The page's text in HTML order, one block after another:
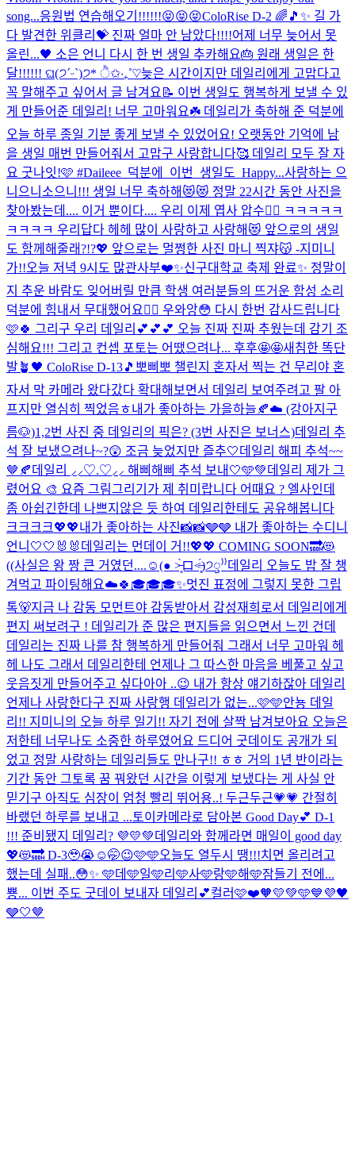
song...응원법 연습해오기!!!!!!😝😝😝ColoRise D-2 🌈🎵✨ 길 가
다 발견한 위클리💝 진짜 얼마 안 남았다!!!!어제 너무 늦어서 못
올린...🖤 소은 언니 다시 한 번 생일 추카해요🎂 원래 생일은 한
달!!!!!! ଘ(੭ˊᵕˋ)੭* ੈ✩‧₊˚♡늦은 시간이지만 데일리에게 고맙다고
꼭 말해주고 싶어서 글 남겨요📝 이번 생일도 행복하게 보낼 수 있
게 만들어준 데일리! 너무 고마워요☘️ 데일리가 축하해 준 덕분에
오늘 하루 종일 기분 좋게 보낼 수 있었어요! 오랫동안 기억에 남
을 생일 매번 만들어줘서 고맙구 사랑합니다🥰 데일리 모두 잘 자
요 굿나잇!🩷 #Daileee_덕분에_이번_생일도_Happy...사랑하는 으
니으니소으니!!! 생일 너무 축하해😻😻 정말 22시간 동안 사진을
찾아봤는데.... 이거 뿐이다.... 우리 이제 엽사 압수🤦‍♀️ ㅋㅋㅋㅋㅋ
ㅋㅋㅋㅋ 우리답다 헤헤 많이 사랑하고 사랑해😻 앞으로의 생일
도 함께해줄래?!?💖 앞으로는 멀쩡한 사진 마니 찍쟈😽 -지미니
가!!오늘 저녁 9시도 많관사부❤️✨신구대학교 축제 완료✨ 정말이
지 추운 바람도 잊어버릴 만큼 학생 여러분들의 뜨거운 함성 소리
덕분에 힘내서 무대했어요❤️‍🔥 우와앙😳 다시 한번 감사드립니다
🩷🍀 그리구 우리 데일리💕💕💕 오늘 진짜 진짜 추웠는데 감기 조
심해요!!! 그리고 컨셉 포토는 어땠으려나... 후후🤩🤩새침한 똑단
발🪴🖤 ColoRise D-13🎵 뽀삐뽀 챌린지 혼자서 찍는 건 무리야 혼
자서 막 카메라 왔다갔다 확대해보면서 데일리 보여주려고 팔 아
프지만 열심히 찍었음ㅎ내가 좋아하는 가을하늘🍂☁️ (강아지구
름🐶)1,2번 사진 중 데일리의 픽은? (3번 사진은 보너스)데일리 추
석 잘 보냈으려나~?😲 조금 늦었지만 즐추🤍데일리 해피 추석~~
🤎🍂데일리 ⸝⸝♡.♡⸝⸝ 해삐해삐 추석 보내🤍🩵💚데일리 제가 그
렸어요 🎨 요즘 그림그리기가 제 취미랍니다 어때요 ? 엘사인데
좀 아쉽긴한데 나쁘지않은 듯 하여 데일리한테도 공유해봅니다
크크크크💖💖내가 좋아하는 사진📸📸🩶🩶 내가 좋아하는 수디니
언니🤍🤍🐰🐰 데일리는 먼데이 거!!💖💖 COMING SOON🔜😻
((사실은 왕 짱 큰 거였던....☺(● ˃̶͈̀ロ˂̶͈́)੭ꠥ⁾⁾️데일리 오늘도 밥 잘 챙
겨먹고 파이팅해요☁️🍀 🎓🎓🎓✨멋진 표정에 그렇지 못한 그립
톡🐻지금 나 감동 모먼트야 감동받아서 감성재희로서 데일리에게
편지 써보려구 ! 데일리가 준 많은 편지들을 읽으면서 느낀 건데
데일리는 진짜 나를 참 행복하게 만들어줘 그래서 너무 고마워 헤
헤 나도 그래서 데일리한테 언제나 그 따스한 마음을 베풀고 싶고
웃음짓게 만들어주고 싶다아아 ..😉 내가 항상 얘기하잖아 데일리
언제나 사랑한다구 진짜 사랑행 데일리가 없는...🩷🩵안뇽 데일
리!! 지미니의 오늘 하루 일기!! 자기 전에 살짝 남겨보아요 오늘은
저한테 너무나도 소중한 하루였어요 드디어 굿데이도 공개가 되
었고 정말 사랑하는 데일리들도 만나구!! ㅎㅎ 거의 1년 반이라는
기간 동안 그토록 꿈 꿔왔던 시간을 이렇게 보냈다는 게 사실 안
믿기구 아직도 심장이 엄청 빨리 뛰어용..! 두근두근💗💗 간절히
바랬던 하루를 보내고 ...토이카메라로 담아본 Good Day💕 D-1
!!! 준비됐지 데일리? 💜💛💚데일리와 함께라면 매일이 good day
💖😻🔜 D-3🥹😭☺️🤭😉🩷🩵오늘도 열두시 땡!!!치면 올리려고
했는데 실패..😳✨ 🩵데🩵일🩵리🩵사🩵랑🩵해🩵잠들기 전에...
뿅... 이번 주도 굿데이 보내자 데일리💕컬러🩷❤️🧡💛💚🩵💙💜🖤
🩶🤍🤎